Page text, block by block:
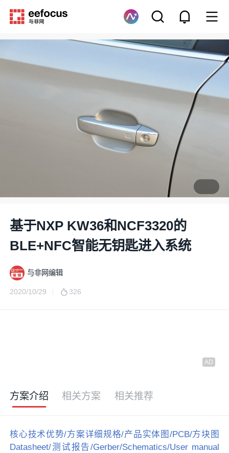
基于NXP KW36和NCF3320的
BLE+NFC智能无钥匙进入系统
与非网编辑
2020/10/29 326
方案介绍 相关方案 相关推荐
核心技术优势/方案详细规格/产品实体图/PCB/方块图
Datasheet/测试报告/Gerber/Schematics/User manual